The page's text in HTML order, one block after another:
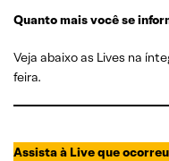
Quanto mais você se
Veja abaixo as Lives na
feira.
Assista à Live que